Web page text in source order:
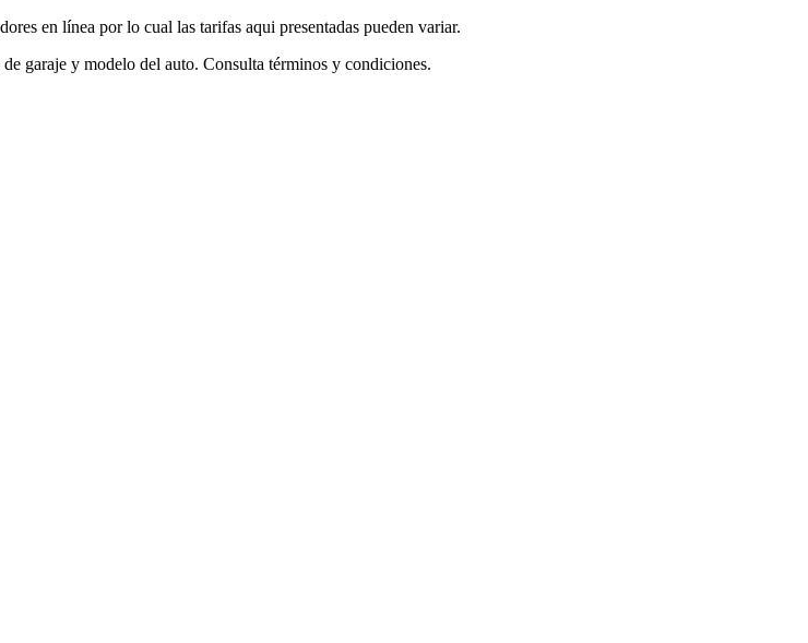
en línea por lo cual las tarifas aqui presentadas pueden variar.
garaje y modelo del auto. Consulta términos y condiciones.